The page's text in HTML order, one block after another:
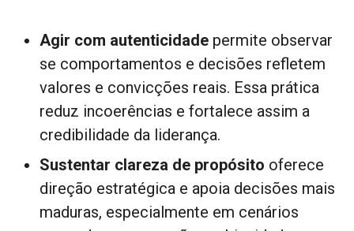
Agir com autenticidade permite observar
se comportamentos e decisões refletem
valores e convicções reais. Essa prática
reduz incoerências e fortalece assim a
credibilidade da liderança.
Sustentar clareza de propósito oferece
direção estratégica e apoia decisões mais
maduras, especialmente em cenários